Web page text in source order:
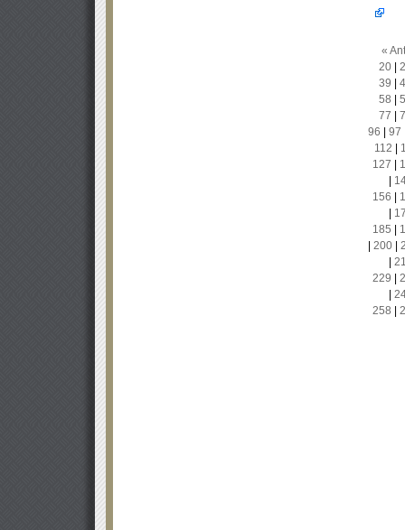
«
20|
39
58
77
96
97
112
127
156
185
200|
229
258